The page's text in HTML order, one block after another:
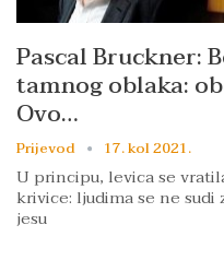
Pascal Bruckner:
tamnog oblaka:
Ovo…
Prijevod 17. kol 2021.
U principu, levica se
krivice: ljudima se ne
jesu